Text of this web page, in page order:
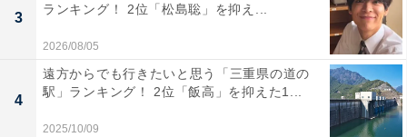
3
ランキング！ 2位「松島聡」を抑え...
2026/08/05
4
遠方からでも行きたいと思う「三重県の道の
駅」ランキング！ 2位「飯高」を抑えた1...
2025/10/09